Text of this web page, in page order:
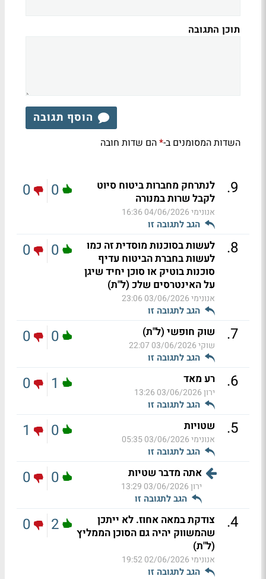
תוכן התגובה
הוסף תגובה
השדות המסומנים ב-*הם שדות חובה
9
.
לנתרחק מחברות ביטוח סיוט
לקבל שרות במנורה
אנונימי04/06/2026 16:36
הגב לתגובה זו
0
0
8
.
לעשות בסוכנות מוסדית זה כמו
לעשות בחברת הביטוח עדיף
סוכנות בוטיק או סוכן יחיד שיגן
על האינטרסים שלכ (ל"ת)
אנונימי03/06/2026 23:06
הגב לתגובה זו
0
0
7
. שוק חופשי (ל"ת)
שוקי03/06/2026 22:07
הגב לתגובה זו
0
0
6
. רע מאד
ירון03/06/2026 13:26
הגב לתגובה זו
1
0
5
. שטויות
אנונימי03/06/2026 05:35
הגב לתגובה זו
0
1
אתה מדבר שטיות
ירון03/06/2026 13:29
הגב לתגובה זו
0
0
4
.
צודקת במאה אחוז. לא ייתכן
שהמשווק יהיה גם הסוכן הממליץ
(ל"ת)
אנונימי02/06/2026 19:52
הגב לתגובה זו
2
0